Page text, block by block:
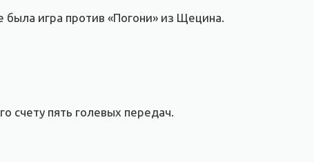
игра против «Погони» из Щецина.
счету пять голевых передач.